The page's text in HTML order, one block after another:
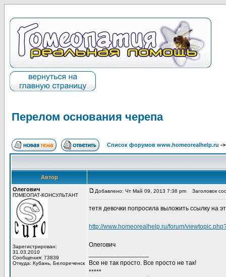
Перелом основания черепа
Список форумов www.homeorealhelp.ru -
Автор
Олегович
ГОМЕОПАТ-КОНСУЛЬТАНТ
Зарегистрирован:
31.03.2010
Сообщения: 73839
Откуда: Кубань, Белореченск
Добавлено: Чт Май 09, 2013 7:38 pm Заголовок
тетя девочки попросила выложить ссылку на
http://www.homeorealhelp.ru/forum/
Олегович
Все не так просто. Все просто не так!
*****